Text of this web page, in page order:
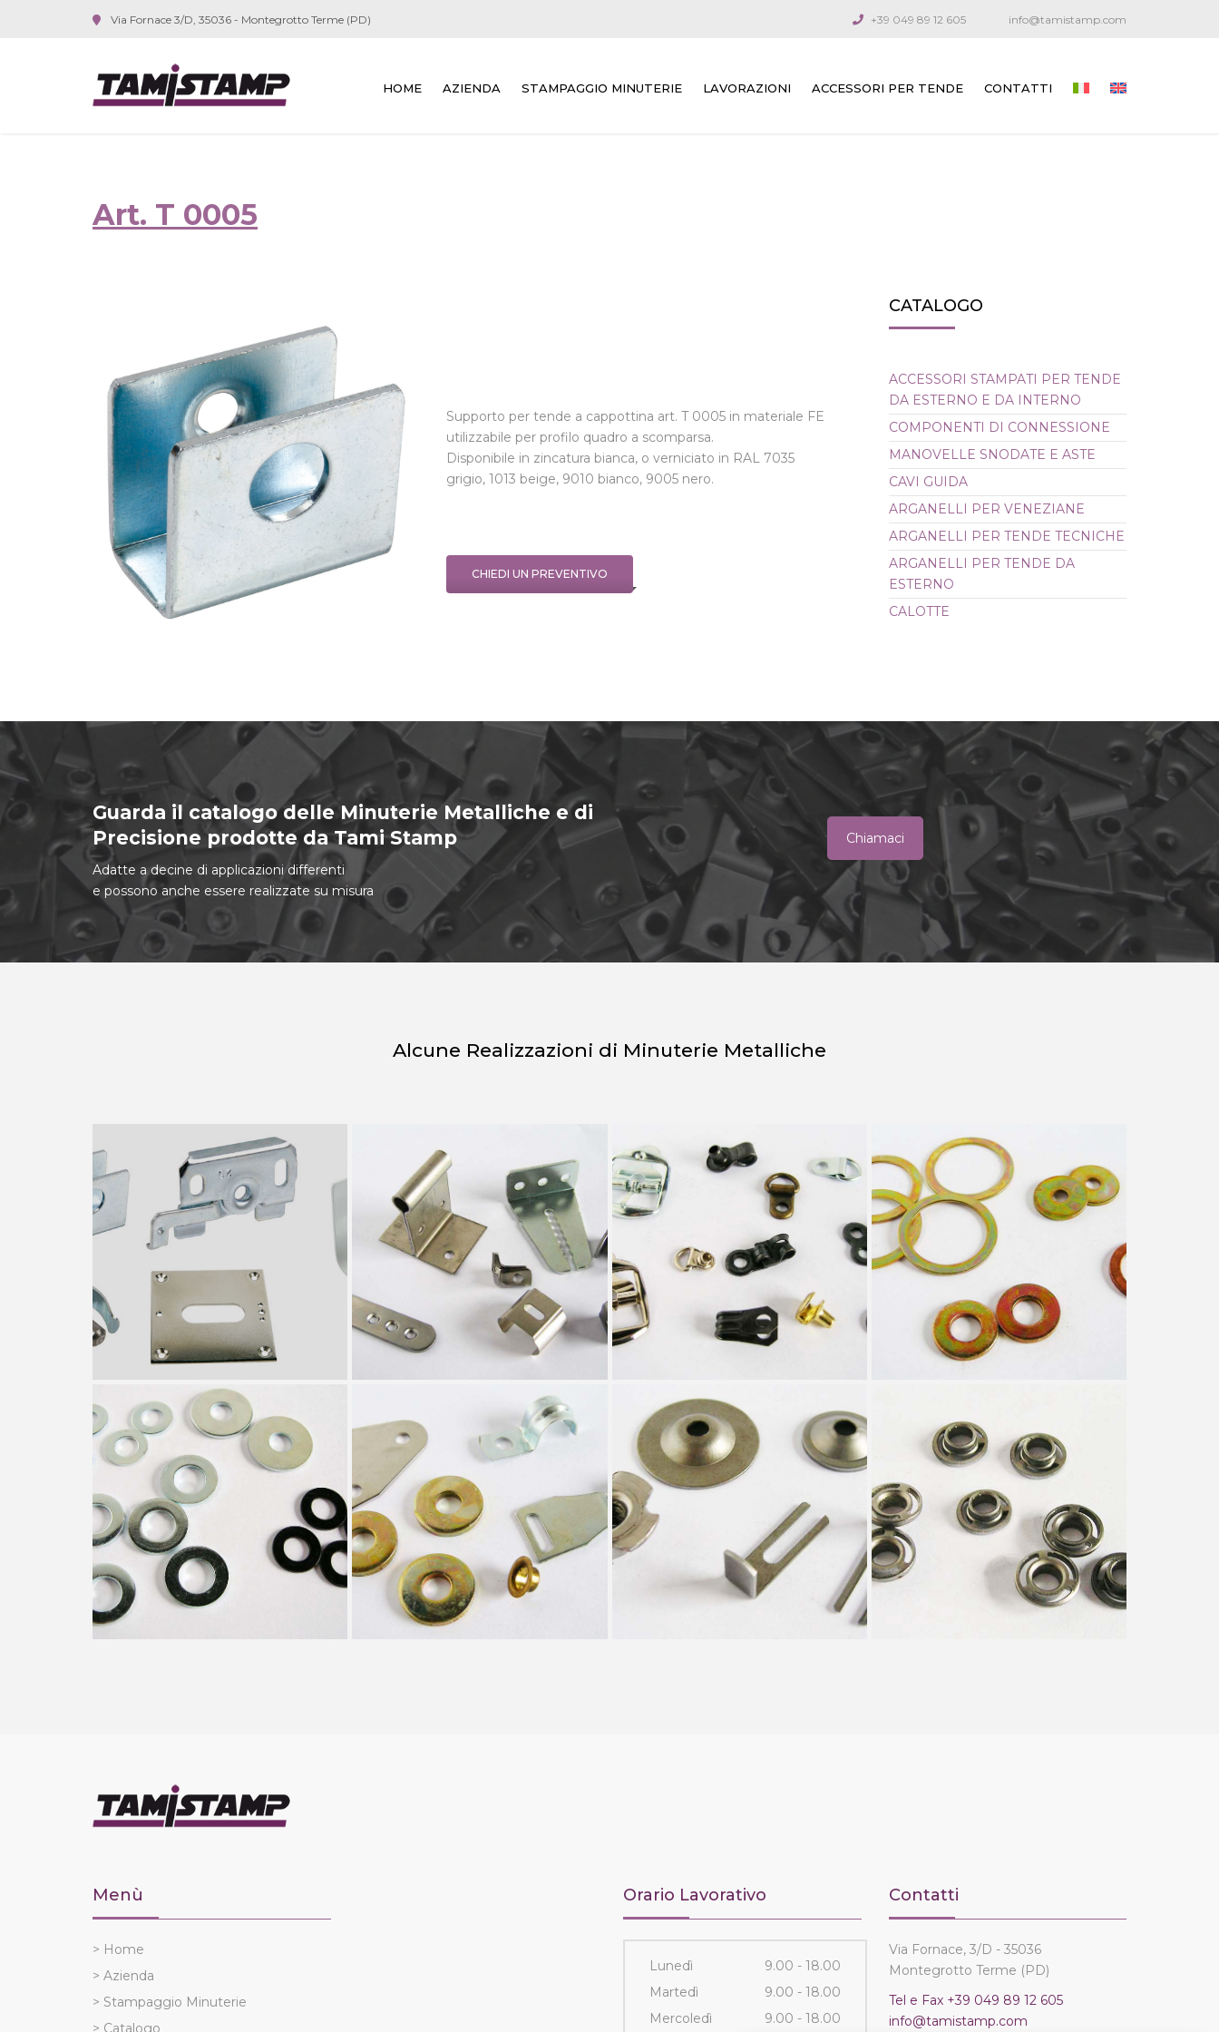
Via Fornace 3/D, 35036 - Montegrotto Terme (PD) +39 049 89 12 605 info@tamistamp.com
HOME AZIENDA STAMPAGGIO MINUTERIE LAVORAZIONI ACCESSORI PER TENDE
ARGANELLI PER VENEZIANE
ARGANELLI PER TENDE DA ESTERNO
CONTATTI
Art. T 0005
Supporto per tende a cappottina art. T 0005 in materiale FE
utilizzabile per profilo quadro a scomparsa.
Disponibile in zincatura bianca, o verniciato in RAL 7035
grigio, 1013 beige, 9010 bianco, 9005 nero.
CHIEDI UN PREVENTIVO
CATALOGO
ACCESSORI STAMPATI PER TENDE
DA ESTERNO E DA INTERNO
COMPONENTI DI CONNESSIONE
MANOVELLE SNODATE E ASTE
CAVI GUIDA
ARGANELLI PER VENEZIANE
ARGANELLI PER TENDE TECNICHE
ARGANELLI PER TENDE DA
ESTERNO
CALOTTE
Guarda il catalogo delle Minuterie Metalliche e di
Precisione prodotte da Tami Stamp
Adatte a decine di applicazioni differenti
e possono anche essere realizzate su misura
Chiamaci
Alcune Realizzazioni di Minuterie Metalliche
Menù
> Home
> Azienda
> Stampaggio Minuterie
> Catalogo
Orario Lavorativo
Lunedì
9.00 - 18.00
Martedì
9.00 - 18.00
Mercoledì
9.00 - 18.00
Contatti
Via Fornace, 3/D - 35036
Montegrotto Terme (PD)
Tel e Fax +39 049 89 12 605
info@tamistamp.com